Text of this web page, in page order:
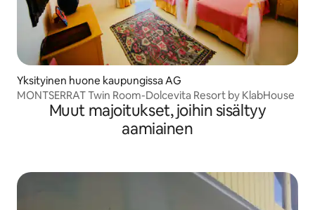
Yksityinen huone kaupungissa AG
MONTSERRAT Twin Room-Dolcevita Resort by KlabHouse
Muut majoitukset, joihin sisältyy
aamiainen